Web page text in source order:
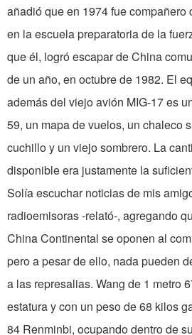
añadió que en 1974 fue compañero
en la escuela preparatoria de la
que él, logró escapar de China
de un año, en octubre de 1982. El
además del viejo avión MIG-17 es
59, un mapa de vuelos, un chaleco
cuchillo y un viejo sombrero. La
disponible era justamente la
Solía escuchar noticias de mis
radioemisoras -relató-, agregando
China Continental se oponen al
pero a pesar de ello, nada pueden
a las represalias. Wang de 1 metro
estatura y con un peso de 68 kilos
84 Renminbi, ocupando dentro de